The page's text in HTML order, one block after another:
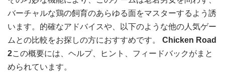
バーチャルな鶏の飼育のあらゆる面をマスターするよう誘
います。的確なアドバイスや、以下のような他の人気ゲー
ムとの比較をお探しの方におすすめです。 Chicken Road
2この概要には、ヘルプ、ヒント、フィードバックがまと
められています。